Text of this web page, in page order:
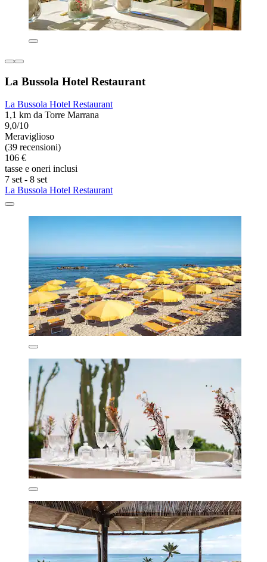
La Bussola Hotel Restaurant
La Bussola Hotel Restaurant
1,1 km da Torre Marrana
9,0/10
Meraviglioso
(39 recensioni)
106 €
tasse e oneri inclusi
7 set - 8 set
La Bussola Hotel Restaurant